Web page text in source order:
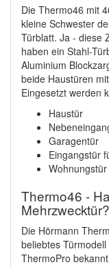
Die Thermo46 mit
kleine Schwester
Türblatt. Ja - diese
haben ein Stahl-
Aluminium
beide Haustüren
Eingesetzt werden
Haustür
Garagentür
Eingangstür
Thermo46 -
Mehrzwecktür?
Die Hörmann
beliebtes
ThermoPro